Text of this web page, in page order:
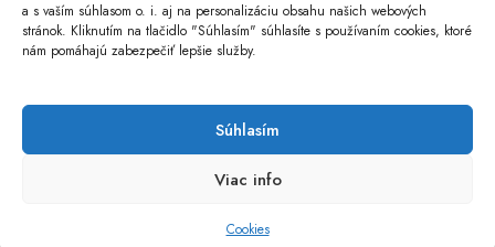
a s vaším súhlasom o. i. aj na personalizáciu obsahu našich webových
stránok. Kliknutím na tlačidlo "Súhlasím" súhlasíte s používaním cookies, ktoré
nám pomáhajú zabezpečiť lepšie služby.
Súhlasím
Viac info
Cookies